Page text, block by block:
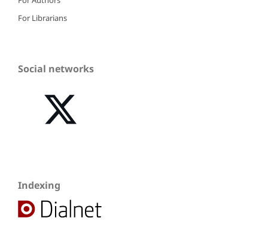
For Librarians
Social networks
Indexing